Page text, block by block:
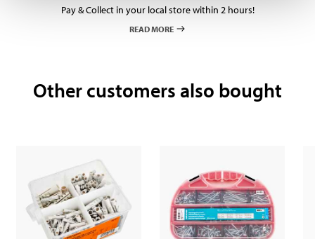
Pay & Collect in your local store within 2 hours!
READ MORE
Other customers also bought